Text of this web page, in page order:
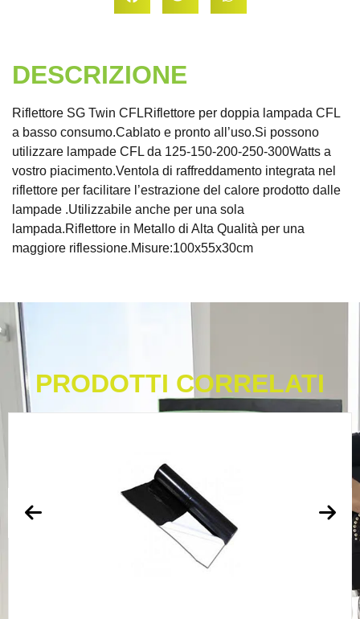
DESCRIZIONE
Riflettore SG Twin CFLRiflettore per doppia lampada CFL
a basso consumo.Cablato e pronto all’uso.Si possono
utilizzare lampade CFL da 125-150-200-250-300Watts a
vostro piacimento.Ventola di raffreddamento integrata nel
riflettore per facilitare l’estrazione del calore prodotto dalle
lampade .Utilizzabile anche per una sola
lampada.Riflettore in Metallo di Alta Qualità per una
maggiore riflessione.Misure:100x55x30cm
PRODOTTI CORRELATI